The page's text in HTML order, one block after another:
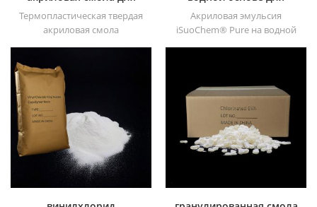
чернил
Термопластическая твердая
акриловая смола
растворителей для печати,
лака, пластиковой краски,
краски для контейнеров и
т.д
чернил
Акриловая эмульсия
iSuoChem® Pure на водной
OPV, УФ-грунтовок и
пластиковых красок.